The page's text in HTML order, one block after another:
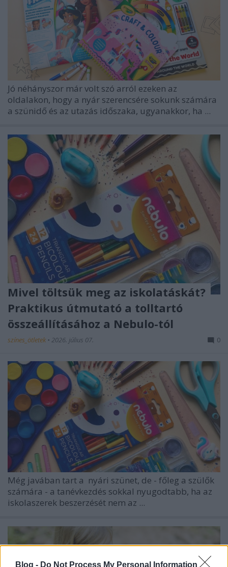
Blog - Do Not Process My Personal Information
Jó néhányszor már volt szó arról ezeken az
oldalakon, hogy a nyár szerencsére sokunk számára
a szünidő és az utazás időszaka, ugyanakkor, ha ...
Mivel töltsük meg az iskolatáskát?
Praktikus útmutató a tolltartó
összeállításához a Nebulo-tól
színes_ötletek • 2026. július 07. 0
Még javában tart a nyári szünet, de - főleg a szülők
számára - a tanévkezdés sokkal nyugodtabb, ha az
iskolaszerek beszerzését nem az ...